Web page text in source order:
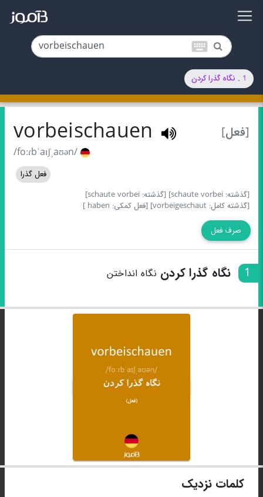
keyboard
1 . نگاه گذرا کردن
[فعل] vorbeischauen
/foːɾbˈaɪʃˌaʊən/
فعل گذرا
[گذشته: schaute vorbei]
[گذشته: schaute vorbei]
[گذشته کامل: vorbeigeschaut]
[فعل کمکی: haben ]
صرف فعل
1 نگاه گذرا کردن نگاه انداختن
کلمات نزدیک